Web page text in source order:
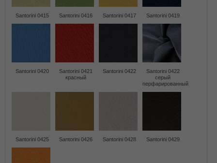
Santorini 0415 Santorini 0416 Santorini 0417 Santorini 0419
Santorini 0420
Santorini 0421
красный
Santorini 0422
Santorini 0422
серый
перфарированный
Santorini 0425 Santorini 0426 Santorini 0428 Santorini 0429